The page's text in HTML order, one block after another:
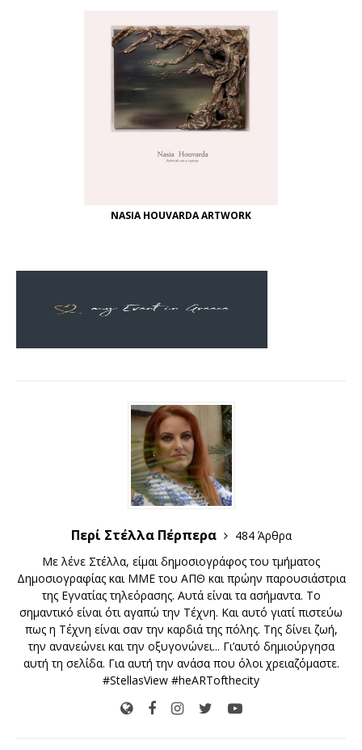
NASIA HOUVARDA ARTWORK
Περί Στέλλα Πέρπερα
484 Άρθρα
Με λένε Στέλλα, είμαι δημοσιογράφος του τμήματος
Δημοσιογραφίας και ΜΜΕ του ΑΠΘ και πρώην παρουσιάστρια
της Εγνατίας τηλεόρασης. Αυτά είναι τα ασήμαντα. Το
σημαντικό είναι ότι αγαπώ την Τέχνη. Και αυτό γιατί πιστεύω
πως η Τέχνη είναι σαν την καρδιά της πόλης. Της δίνει ζωή,
την ανανεώνει και την οξυγονώνει... Γι’αυτό δημιούργησα
αυτή τη σελίδα. Για αυτή την ανάσα που όλοι χρειαζόμαστε.
#StellasView #heARTofthecity